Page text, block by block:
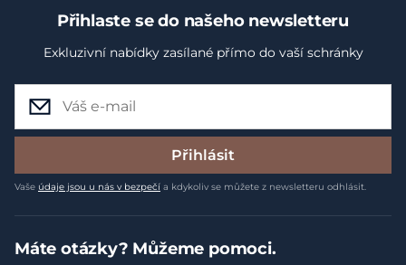
Přihlaste se do našeho newsletteru
Exkluzivní nabídky zasílané přímo do vaší schránky
Přihlásit
Vaše údaje jsou u nás v bezpečí a kdykoliv se můžete z newsletteru odhlásit.
Máte otázky? Můžeme pomoci.